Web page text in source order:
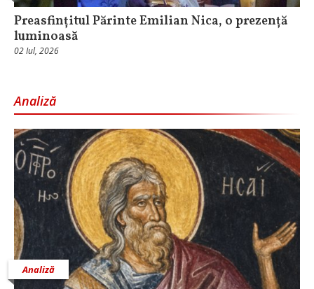
Preasfințitul Părinte Emilian Nica, o prezență
luminoasă
02 Iul, 2026
Analiză
Analiză